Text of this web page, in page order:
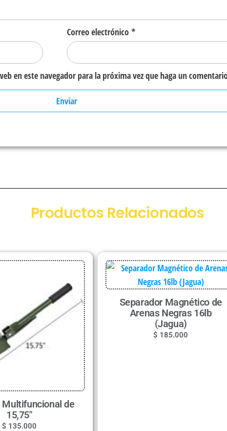
Correo electrónico *
en este navegador para la próxima vez que haga un
Productos Relacionados
de
15,75″
$ 135.000
Separador Magnético de
Arenas Negras 16lb
(Jagua)
$ 185.000